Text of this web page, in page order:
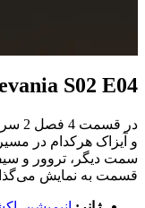
S02 E04
و آیزاک هرکدام در
سمت دیگر، تروور و
قسمت به نمایش